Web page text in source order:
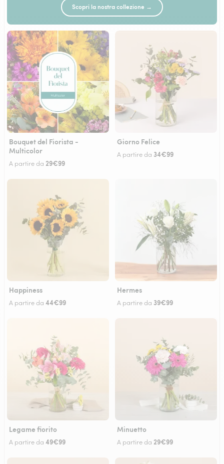
Scopri la nostra collezione →
Bouquet del Fiorista -
Multicolor
A partire da 29€99
Giorno Felice
A partire da 34€99
Happiness
A partire da 44€99
Hermes
A partire da 39€99
Legame fiorito
A partire da 49€99
Minuetto
A partire da 29€99